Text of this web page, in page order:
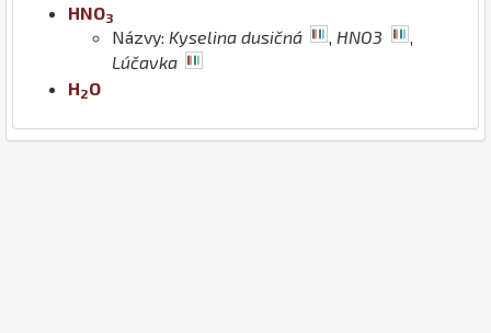
HNO3
Názvy: Kyselina dusičná , HNO3
,
Lúčavka
H2O